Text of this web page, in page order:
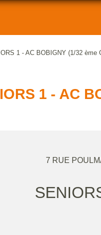
1 - AC BOBIGNY (1/32 ème
1 - AC
7 RUE